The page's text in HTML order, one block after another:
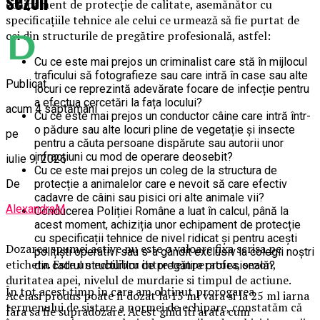
echipament de protecție de calitate, asemănător cu
specificațiile tehnice ale celui ce urmează să fie purtat de
cei din structurile de pregătire profesională, astfel:
Cu ce este mai prejos un criminalist care stă în mijlocul
traficului să fotografieze sau care intră în case sau alte
locuri ce reprezintă adevărate focare de infecție pentru
a efectua cercetări la fața locului?
Cu ce este mai prejos un conductor câine care intră într-
o pădure sau alte locuri pline de vegetație și insecte
pentru a căuta persoane dispărute sau autorii unor
infracțiuni cu mod de operare deosebit?
Cu ce este mai prejos un coleg de la structura de
protecție a animalelor care e nevoit să care efectiv
cadavre de câini sau pisici ori alte animale vii?
Conducerea Poliției Române a luat în calcul, până la
acest moment, achiziția unor echipament de protecție
cu specificații tehnice de nivel ridicat și pentru acești
polițiști operativi sau s-a gândit exclusiv la colegii noștri
din cadrul structurilor de pregătire profesională?
În tot acest timp în care am obținut prorogarea
termenului de sistare a normei de echipare, constatăm că
Publicat
acum 4 săptămâni
pe
iulie 9, 2026
De
AlexandraM
Dozarea spumei active nu este o valoare fixa scrisa pe
eticheta. Este un echilibru intre temperatura, sezon,
duritatea apei, nivelul de murdarie si timpul de actiune.
Acelasi produs poate fi dozat la 15 ml vara si la 25 ml iarna
fara sa fie supradozare. Acest ghid iti arata cum